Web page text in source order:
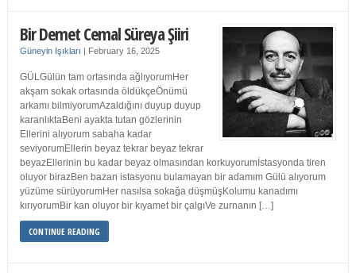
Bir Demet Cemal Süreya Şiiri
Güneyin Işıkları | February 16, 2025
GÜLGülün tam ortasında ağlıyorumHer
akşam sokak ortasında öldükçeÖnümü
arkamı bilmiyorumAzaldığını duyup duyup
karanlıktaBeni ayakta tutan gözlerinin
Ellerini alıyorum sabaha kadar
seviyorumEllerin beyaz tekrar beyaz tekrar
beyazEllerinin bu kadar beyaz olmasından korkuyorumİstasyonda tiren
oluyor birazBen bazan istasyonu bulamayan bir adamım Gülü alıyorum
yüzüme sürüyorumHer nasılsa sokağa düşmüşKolumu kanadımı
kırıyorumBir kan oluyor bir kıyamet bir çalgıVe zurnanın […]
CONTINUE READING